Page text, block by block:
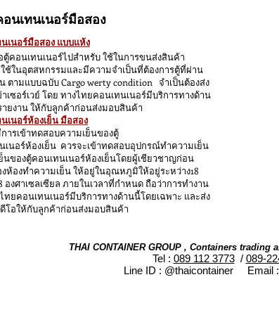
นเทนเนอร์มือสอง
เนอร์มือสอง แบบแห้ง
คอนเทนเนอร์ไปสำหรับ ใช้ในการขนส่งสินค้า
ใช้ในอุตสหกรรมและมีความจำเป็นที่ต้องการตู้ที่ผ่าน
ตามแบบฉบับ Cargo werty condition จำเป็นต้องส่ง
เซอร์เวย์ โดย ทางไทยคอนเทนเนอร์มีบริการทางด้าน
ายงาน ให้กับลูกค้าก่อนส่งมอบสินค้า
เนอร์ห้องเย็น มือสอง
ารเข้าทดสอบความเย็นของตู้
เนอร์ห้องเย็น ควรจะเข้าทดสอบอุปกรณ์ทำความเย็น
นของตู้คอนเทนเนอร์ห้องเย็นโดยผู้เชียวชาญก่อน
งห้องทำความเย็น ให้อยู่ในอุณหภูมิให้อยู่ระหว่าง18
องศาเซลเซียล ภายในเวลาที่กำหนด ถือว่าการทำงาน
ยคอนเทนเนอร์มีบริการทางด้านนี้โดยเฉพาะ และส่ง
โอให้กับลูกค้าก่อนส่งมอบสินค้า
THAI CONTAINER GROUP , Containers
Tel : 089 112 3773/ 089-
Email :
Line ID : @thaicontainer